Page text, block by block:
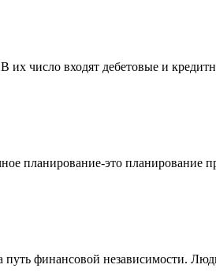
их число входят дебетовые и
планирование-это
финансовой независимости.